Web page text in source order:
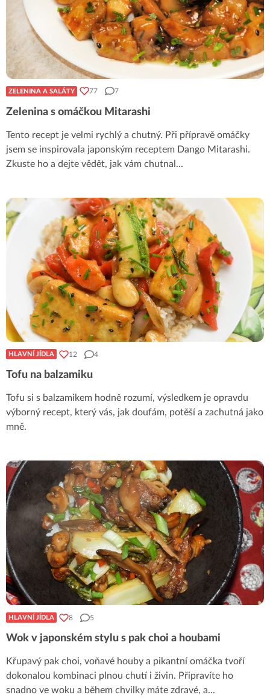
ZELENINA A SALÁTY 77 7
Zelenina s omáčkou Mitarashi
Tento recept je velmi rychlý a chutný. Při přípravě omáčky
jsem se inspirovala japonským receptem Dango Mitarashi.
Zkuste ho a dejte vědět, jak vám chutnal ...
HLAVNÍ JÍDLA 12 4
Tofu na balzamiku
Tofu si s balzamikem hodně rozumí, výsledkem je opravdu
výborný recept, který vás, jak doufám, potěší a zachutná jako
mně.
HLAVNÍ JÍDLA 8 5
Wok v japonském stylu s pak choi a houbami
Křupavý pak choi, voňavé houby a pikantní omáčka tvoří
dokonalou kombinaci plnou chutí i živin. Připravíte ho
snadno ve woku a během chvilky máte zdravé, a...